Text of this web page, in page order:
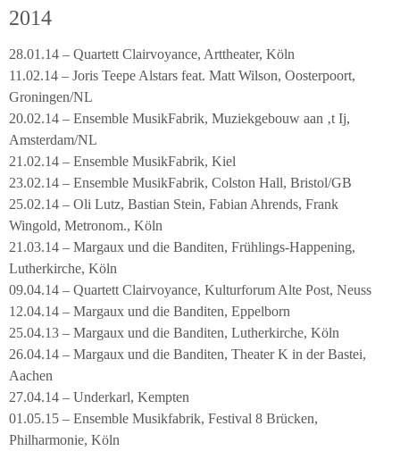
2014
28.01.14 – Quartett Clairvoyance, Arttheater, Köln
11.02.14 – Joris Teepe Alstars feat. Matt Wilson, Oosterpoort,
Groningen/NL
20.02.14 – Ensemble MusikFabrik, Muziekgebouw aan ‚t Ij,
Amsterdam/NL
21.02.14 – Ensemble MusikFabrik, Kiel
23.02.14 – Ensemble MusikFabrik, Colston Hall, Bristol/GB
25.02.14 – Oli Lutz, Bastian Stein, Fabian Ahrends, Frank
Wingold, Metronom., Köln
21.03.14 – Margaux und die Banditen, Frühlings-Happening,
Lutherkirche, Köln
09.04.14 – Quartett Clairvoyance, Kulturforum Alte Post, Neuss
12.04.14 – Margaux und die Banditen, Eppelborn
25.04.13 – Margaux und die Banditen, Lutherkirche, Köln
26.04.14 – Margaux und die Banditen, Theater K in der Bastei,
Aachen
27.04.14 – Underkarl, Kempten
01.05.15 – Ensemble Musikfabrik, Festival 8 Brücken,
Philharmonie, Köln